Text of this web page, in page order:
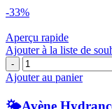
-33%
Aperçu rapide
Ajouter à la liste de
quantité
de
Avène
Ajouter au panier